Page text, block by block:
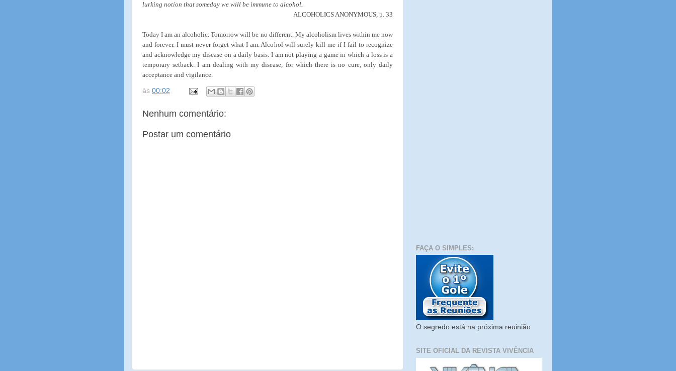
lurking notion that someday we will be immune to alcohol.
ALCOHOLICS ANONYMOUS, p. 33
Today I am an alcoholic. Tomorrow will be no different. My alcoholism lives within me now
and forever. I must never forget what I am. Alcohol will surely kill me if I fail to recognize
and acknowledge my disease on a daily basis. I am not playing a game in which a loss is a
temporary setback. I am dealing with my disease, for which there is no cure, only daily
acceptance and vigilance.
às 00:02
Nenhum comentário:
Postar um comentário
FAÇA O SIMPLES:
O segredo está na próxima reuinião
SITE OFICIAL DA REVISTA VIVÊNCIA